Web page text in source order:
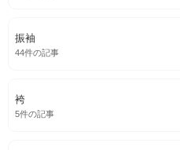
振袖
44件の記事
袴
5件の記事